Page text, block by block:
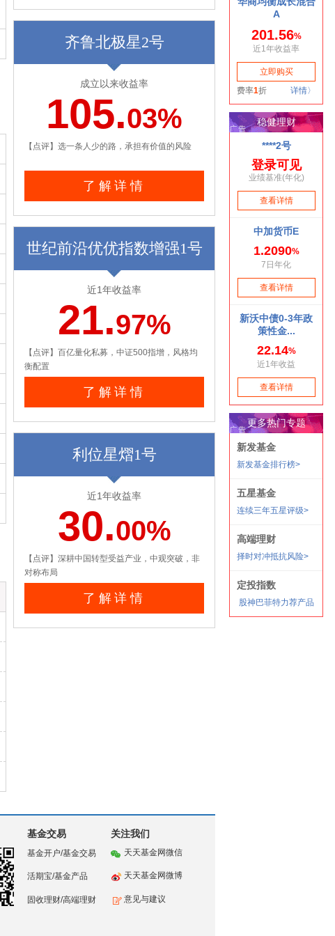
齐鲁北极星2号
成立以来收益率
105.03%
【点评】选一条人少的路，承担有价值的风险
了解详情
世纪前沿优优指数增强1号
近1年收益率
21.97%
【点评】百亿量化私募，中证500指增，风格均
衡配置
了解详情
利位星熠1号
近1年收益率
30.00%
【点评】深耕中国转型受益产业，中观突破，非
对称布局
了解详情
基金交易 关注我们
基金开户/基金交易 天天基金网微信
活期宝/基金产品 天天基金网微博
固收理财/高端理财 意见与建议